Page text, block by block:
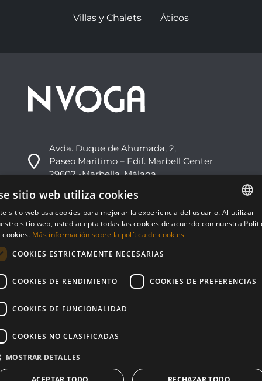
Villas y Chalets Áticos
Avda. Duque de Ahumada, 2,
Paseo Marítimo – Edif. Marbell Center
29602 -Marbella, Málaga
+34 952 813 333
info@nvoga.com
C. del Ciervo, 1D
29603 -Marbella, Málaga
ENGLISH
sitio web utiliza cookies
sitio web usa cookies para mejorar la experiencia del usuario. Al utilizar
sitio web, usted acepta todas las cookies de acuerdo con nuestra
cookies. Más información sobre la política de cookies
COOKIES ESTRICTAMENTE NECESARIAS
COOKIES DE RENDIMIENTO COOKIES DE PREFERENCIAS
COOKIES DE FUNCIONALIDAD
COOKIES NO CLASIFICADAS
MOSTRAR DETALLES